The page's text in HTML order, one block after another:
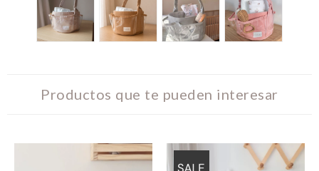
Productos que te pueden interesar